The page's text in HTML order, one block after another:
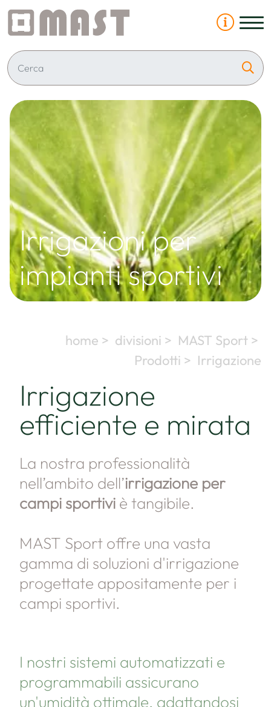
Irrigazioni per
impianti sportivi
home > divisioni > MAST Sport >
Prodotti > Irrigazione
Irrigazione
efficiente e mirata
La nostra professionalità
nell’ambito dell’irrigazione per
campi sportivi è tangibile.
MAST Sport offre una vasta
gamma di soluzioni d'irrigazione
progettate appositamente per i
campi sportivi.
I nostri sistemi automatizzati e
programmabili assicurano
un'umidità ottimale, adattandosi